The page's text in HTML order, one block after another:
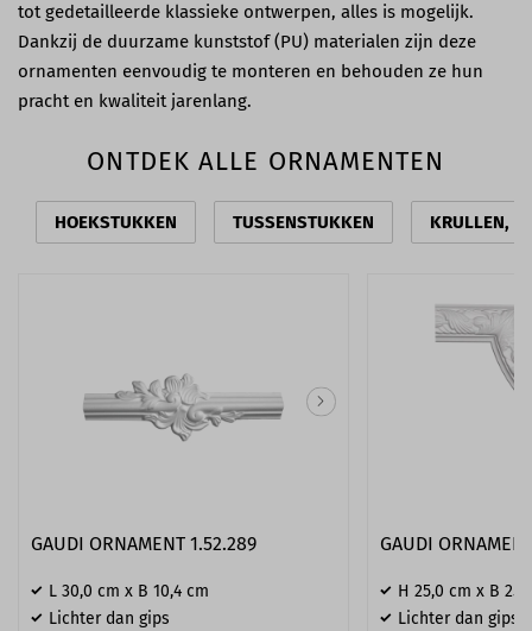
tot gedetailleerde klassieke ontwerpen, alles is mogelijk.
Dankzij de duurzame kunststof (PU) materialen zijn deze
ornamenten eenvoudig te monteren en behouden ze hun
pracht en kwaliteit jarenlang.
ONTDEK ALLE ORNAMENTEN
HOEKSTUKKEN TUSSENSTUKKEN KRULLEN,
GAUDI ORNAMENT 1.52.289
L 30,0 cm x B 10,4 cm
Lichter dan gips
GAUDI
H 25,0 cm x B
Lichter dan gips